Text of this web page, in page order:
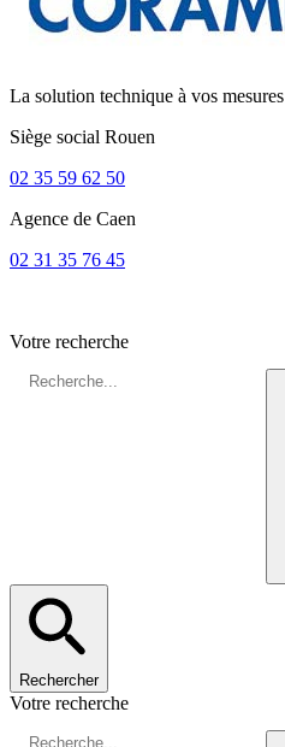
La solution technique à vos mesures
Siège social Rouen
02 35 59 62 50
Agence de Caen
02 31 35 76 45
Votre recherche
Rechercher
Votre recherche